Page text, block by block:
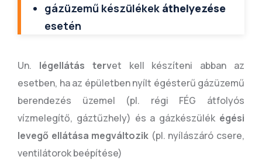
gázüzemű készülékek áthelyezése
esetén
Un. légellátás tervet kell készíteni abban az
esetben, ha az épületben nyílt égésterű gázüzemű
berendezés üzemel (pl. régi FÉG átfolyós
vízmelegítő, gáztűzhely) és a gázkészülék égési
levegő ellátása megváltozik (pl. nyílászáró csere,
ventilátorok beépítése)